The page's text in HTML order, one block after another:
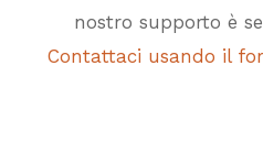
nostro supporto è
Contattaci usando il